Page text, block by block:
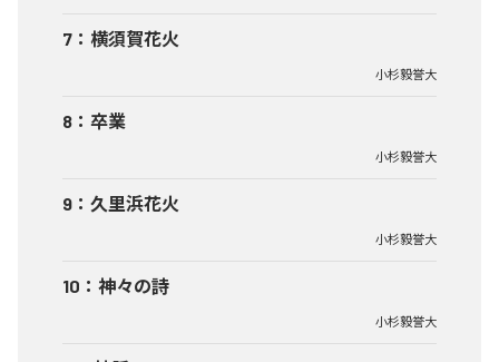
7 ： 横須賀花火
小杉毅誉大
8 ： 卒業
小杉毅誉大
9 ： 久里浜花火
小杉毅誉大
10 ： 神々の詩
小杉毅誉大